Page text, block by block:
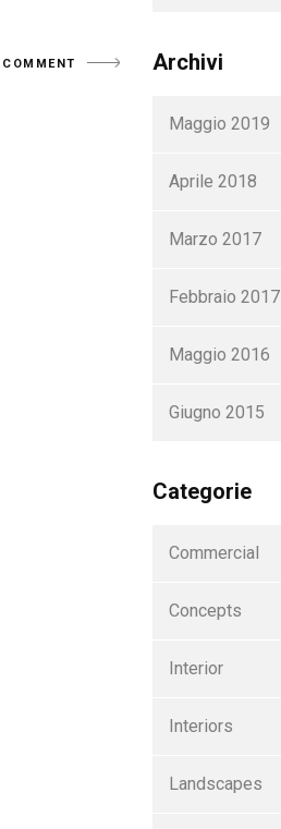
Archivi
Maggio 2019
Aprile 2018
Marzo 2017
Febbraio 2017
Maggio 2016
Giugno 2015
Categorie
Commercial
Concepts
Interior
Interiors
Landscapes